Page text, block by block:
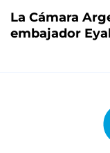
La Cámara
embajador